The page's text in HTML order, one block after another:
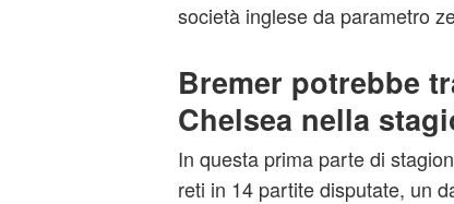
società inglese da parametro
Bremer potrebbe
Chelsea nella
In questa prima parte di
reti in 14 partite disputate, un